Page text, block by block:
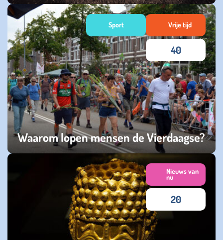
maandag 20 april 2026
Waarom lopen mensen de Vierdaagse?
vrijdag 11 juli 2025
Sport Vrije tijd
40
Nieuws van
nu
20